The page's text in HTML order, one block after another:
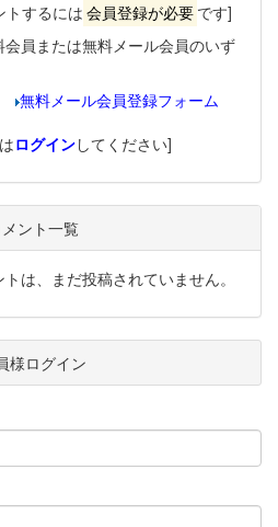
トするには 会員登録が必要 です]
員または無料メール会員のいず
無料メール会員登録フォーム
ログインしてください]
メント一覧
は、まだ投稿されていません。
様ログイン